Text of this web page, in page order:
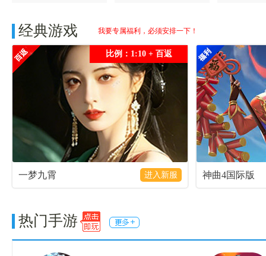
萌回三国
最新区服：37服
经典游戏 我要专属福利，必须安排一下！
比例：1:10 + 百返
一梦九霄 进入新服 神曲4国际版
热门手游